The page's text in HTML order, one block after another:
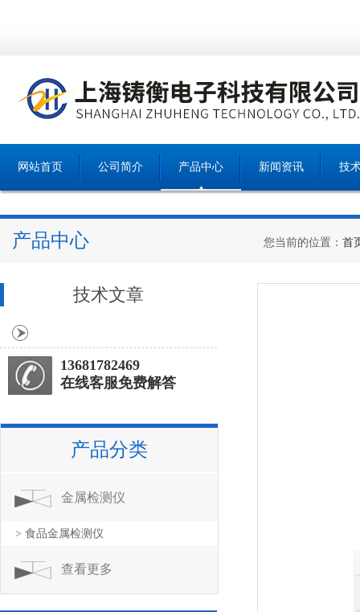
网站首页 公司简介 产品中心 新闻资讯 技
产品中心 您当前的位置： 首
技术文章
13681782469
在线客服免费解答
产品分类
金属检测仪
> 食品金属检测仪
查看更多